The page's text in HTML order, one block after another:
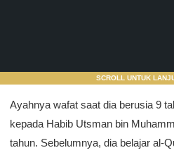
SCROLL UNTUK
Ayahnya wafat saat dia berusia 9
kepada Habib Utsman bin
tahun. Sebelumnya, dia belajar al-